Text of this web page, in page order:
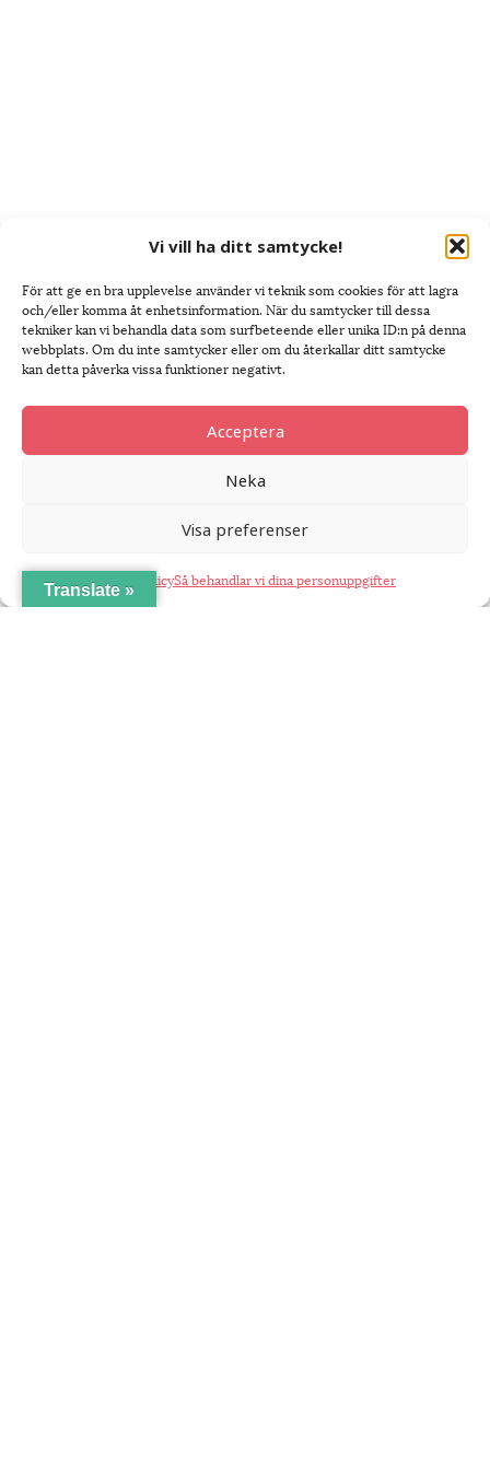
Vi vill ha ditt samtycke!
För att ge en bra upplevelse använder vi teknik som cookies för att lagra
och/eller komma åt enhetsinformation. När du samtycker till dessa
tekniker kan vi behandla data som surfbeteende eller unika ID:n på denna
webbplats. Om du inte samtycker eller om du återkallar ditt samtycke
kan detta påverka vissa funktioner negativt.
Acceptera
Neka
Visa preferenser
Cookie PolicySå behandlar vi dina personuppgifter
Translate »